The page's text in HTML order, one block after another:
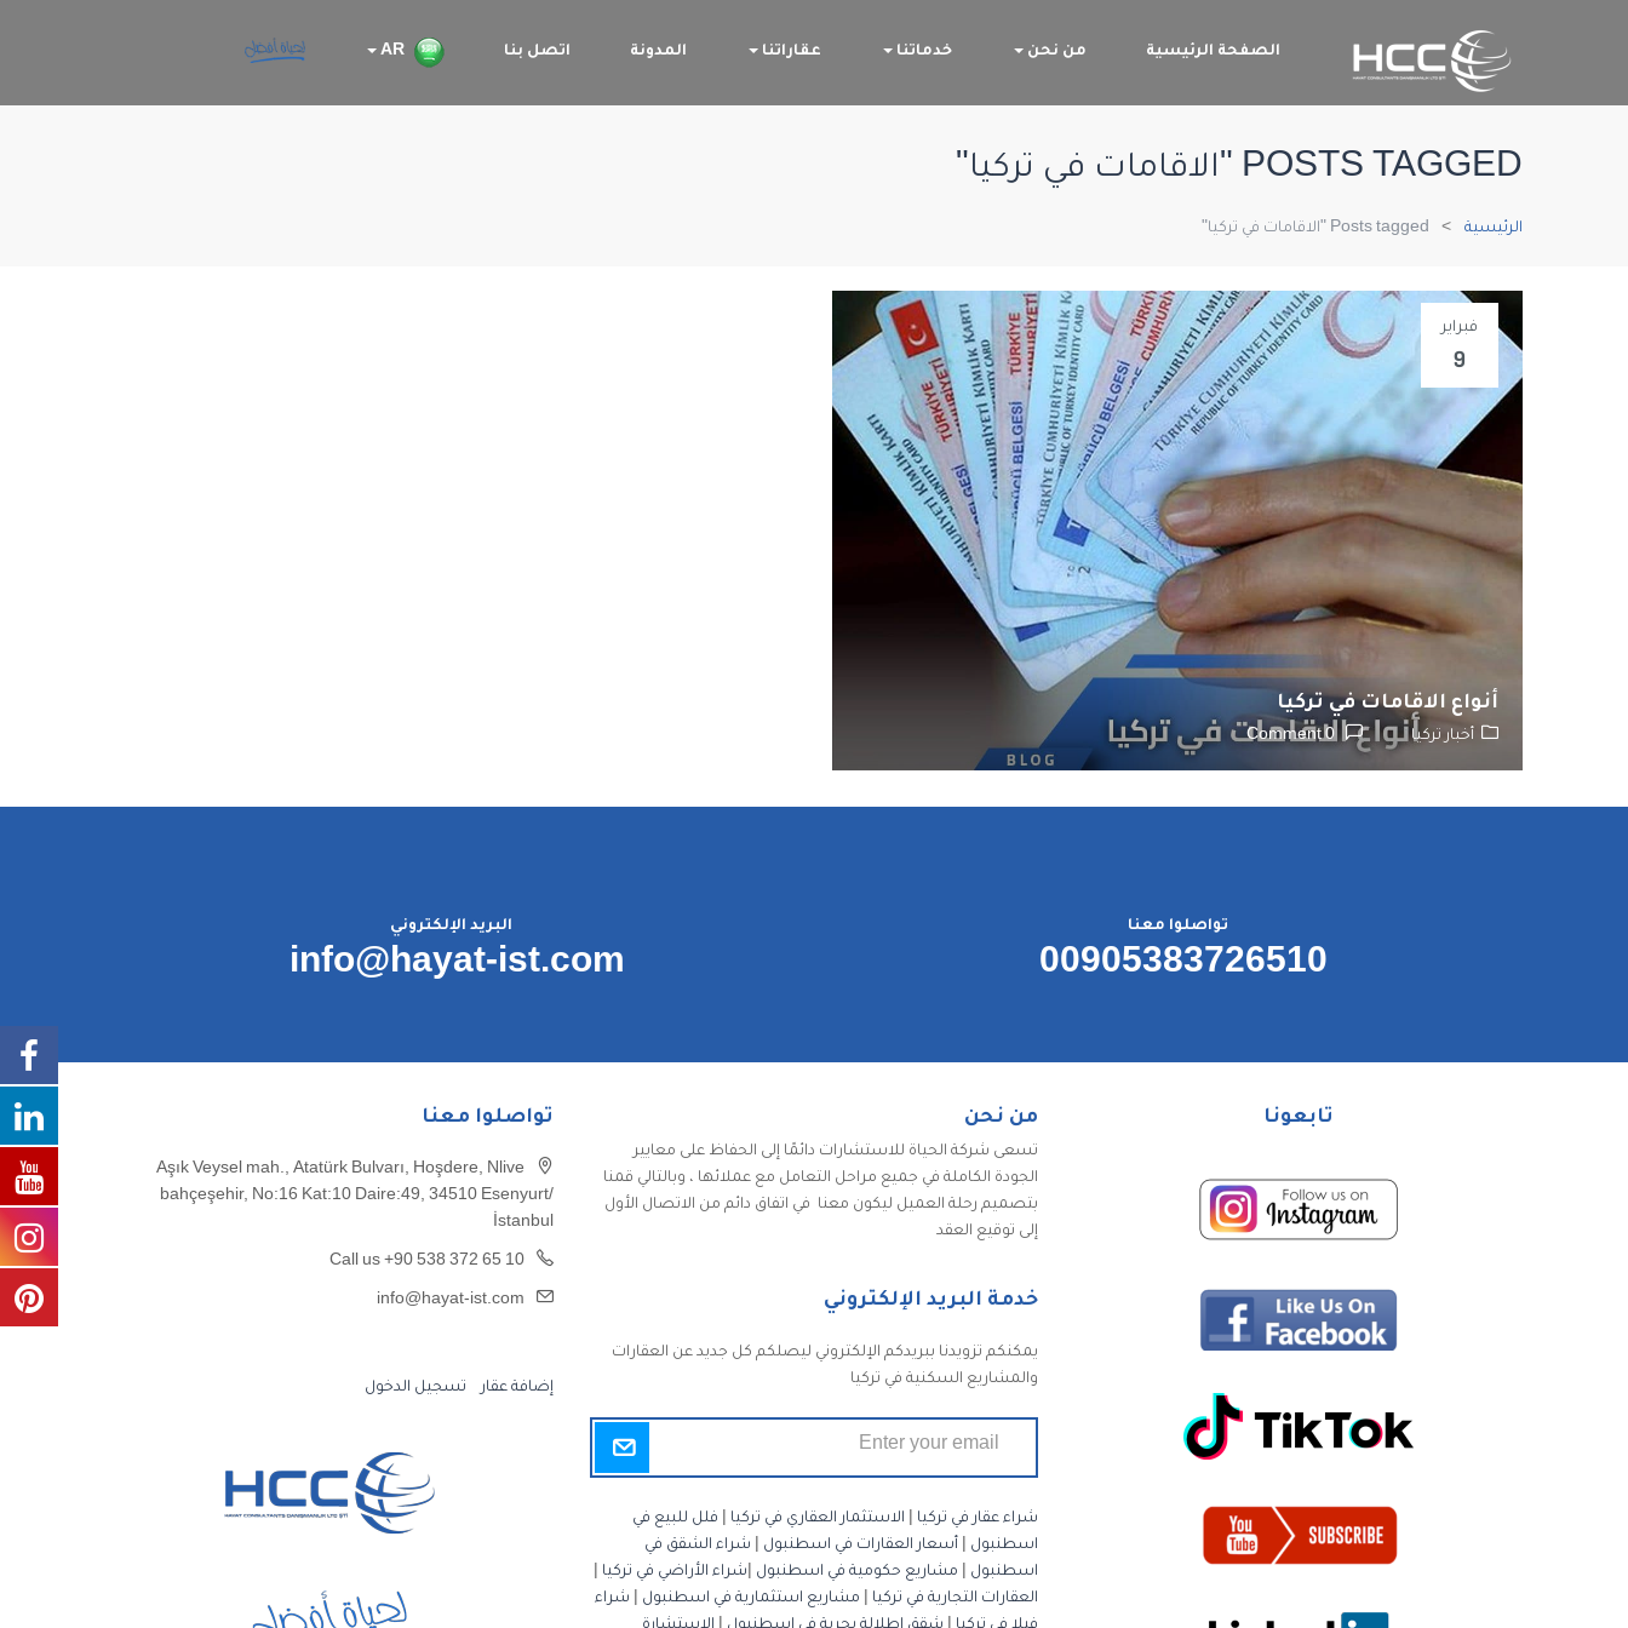
الصفحة الرئيسية من نحن خدماتنا عقاراتنا المدونة اتصل بنا AR
POSTS TAGGED "الاقامات في تركيا"
الرئيسية Posts tagged "الاقامات في تركيا"
فبراير
9
أنواع الاقامات في تركيا
أخبار تركيا
البريد الإلكتروني
info@hayat-ist.com
تواصلوا معنا
00905383726510
تواصلوا معنا
Aşık Veysel mah., Atatürk Bulvarı, Hoşdere, Nlive
bahçeşehir, No:16 Kat:10 Daire:49, 34510 Esenyurt/
İstanbul
Call us +90 538 372 65 10
info@hayat-ist.com
إضافة عقار تسجيل الدخول
من نحن
تسعى شركة الحياة للاستشارات دائمًا إلى الحفاظ على معايير
الجودة الكاملة في جميع مراحل التعامل مع عملائها ، وبالتالي قمنا
بتصميم رحلة العميل ليكون معنا في اتفاق دائم من الاتصال الأول
إلى توقيع العقد
خدمة البريد الإلكتروني
يمكنكم تزويدنا ببريدكم الإلكتروني ليصلكم كل جديد عن العقارات
والمشاريع السكنية في تركيا
شراء عقار في تركيا الاستثمار العقاري في تركيا
فلل للبيع في
اسطنبول
أسعار العقارات في اسطنبول
شراء الشقق في
اسطنبول
مشاريع حكومية في اسطنبول شراء الأراضي في تركيا
العقارات التجارية في تركيا
مشاريع استثمارية في اسطنبول
شراء
تابعونا